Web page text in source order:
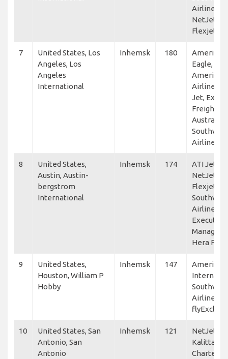
Airlines,
NetJets,
Flexjet
7
United States, Los
Angeles, Los
Angeles
International
Inhemsk 180
American
Eagle,
American
Airlines,
Jet,
Freighters
Australia,
Airlines
8
United States,
Austin, Austin-
bergstrom
International
Inhemsk 174
ATI Jet,
NetJets,
Flexjet,
Airlines,
Hera
9
United States,
Houston, William P
Hobby
Inhemsk 147
American
Airlines,
10
United States, San
Antonio, San
Antonio
Inhemsk 121
NetJets,
Kalitta
Charters,